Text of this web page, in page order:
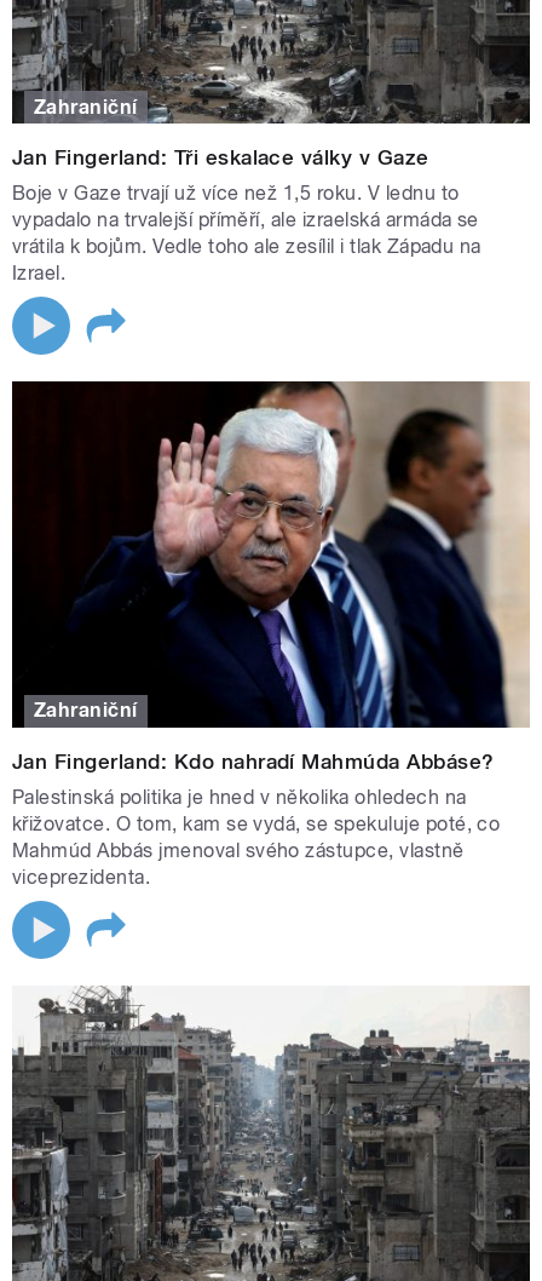
Zahraniční
Jan Fingerland: Tři eskalace války v Gaze
Boje v Gaze trvají už více než 1,5 roku. V lednu to
vypadalo na trvalejší příměří, ale izraelská armáda se
vrátila k bojům. Vedle toho ale zesílil i tlak Západu na
Izrael.
Zahraniční
Jan Fingerland: Kdo nahradí Mahmúda Abbáse?
Palestinská politika je hned v několika ohledech na
křižovatce. O tom, kam se vydá, se spekuluje poté, co
Mahmúd Abbás jmenoval svého zástupce, vlastně
viceprezidenta.